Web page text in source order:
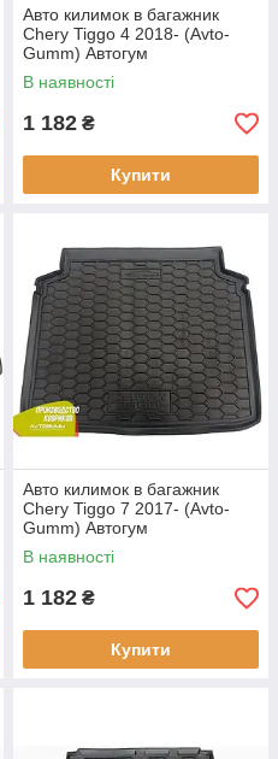
Авто килимок в багажник
Chery Tiggo 4 2018- (Avto-
Gumm) Автогум
В наявності
1 182 ₴
Купити
Авто килимок в багажник
Chery Tiggo 7 2017- (Avto-
Gumm) Автогум
В наявності
1 182 ₴
Купити